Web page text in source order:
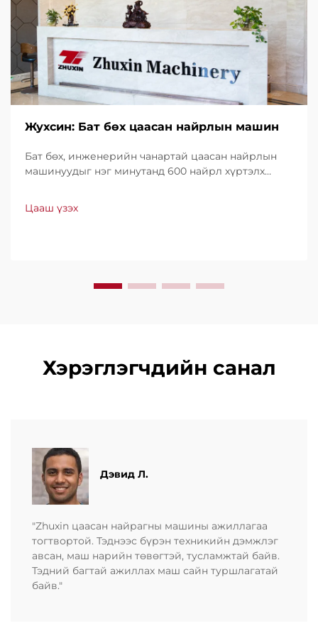
Жухсин: Бат бөх цаасан найрлын машин
Бат бөх, инженерийн чанартай цаасан найрлын
машинуудыг нэг минутанд 600 найрл хүртэлх
дэлхийн хэмжээнд итгэл үнэнчээр ашиглагддаг.
Цааш үзэх
Хэрэглэгчдийн санал
Дэвид Л.
"Zhuxin цаасан найрагны машины ажиллагаа
тогтвортой. Тэднээс бүрэн техникийн дэмжлэг
авсан, маш нарийн төвөгтэй, тусламжтай байв.
Тэдний багтай ажиллах маш сайн туршлагатай
байв."